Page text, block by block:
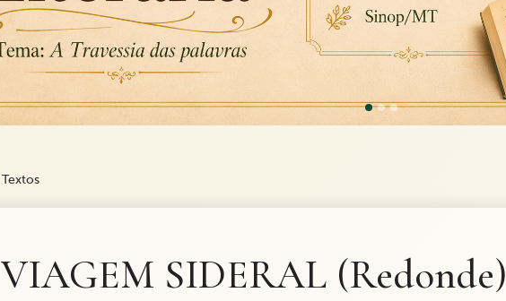
Textos
VIAGEM SIDERAL (Redonde)